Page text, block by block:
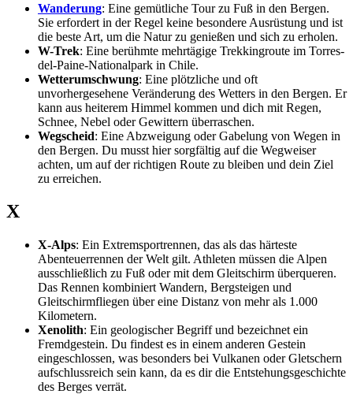
Wanderung: Eine gemütliche Tour zu Fuß in den Bergen.
Sie erfordert in der Regel keine besondere Ausrüstung und ist
die beste Art, um die Natur zu genießen und sich zu erholen.
W-Trek: Eine berühmte mehrtägige Trekkingroute im Torres-
del-Paine-Nationalpark in Chile.
Wetterumschwung: Eine plötzliche und oft
unvorhergesehene Veränderung des Wetters in den Bergen. Er
kann aus heiterem Himmel kommen und dich mit Regen,
Schnee, Nebel oder Gewittern überraschen.
Wegscheid: Eine Abzweigung oder Gabelung von Wegen in
den Bergen. Du musst hier sorgfältig auf die Wegweiser
achten, um auf der richtigen Route zu bleiben und dein Ziel
zu erreichen.
X
X-Alps: Ein Extremsportrennen, das als das härteste
Abenteuerrennen der Welt gilt. Athleten müssen die Alpen
ausschließlich zu Fuß oder mit dem Gleitschirm überqueren.
Das Rennen kombiniert Wandern, Bergsteigen und
Gleitschirmfliegen über eine Distanz von mehr als 1.000
Kilometern.
Xenolith: Ein geologischer Begriff und bezeichnet ein
Fremdgestein. Du findest es in einem anderen Gestein
eingeschlossen, was besonders bei Vulkanen oder Gletschern
aufschlussreich sein kann, da es dir die Entstehungsgeschichte
des Berges verrät.